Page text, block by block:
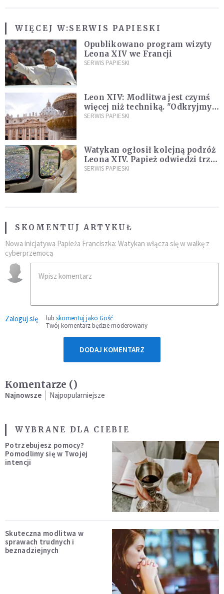
WIĘCEJ W:SERWIS PAPIESKI
Opublikowano program wizyty
Leona XIV we Francji
SERWIS PAPIESKI
Leon XIV: Modlitwa jest czymś
więcej niż techniką. "Odkryjmy
ją na nowo"
SERWIS PAPIESKI
Watykan ogłosił kolejną podróż
Leona XIV. Papież odwiedzi trzy
kraje Ameryki Południowej
SERWIS PAPIESKI
SKOMENTUJ ARTYKUŁ
Nowa inicjatywa Papieża Franciszka: Watykan włącza się w walkę z
cyberprzemocą
Zaloguj się lub skomentuj jako Gość
Twój komentarz będzie moderowany
DODAJ KOMENTARZ
Komentarze ()
Najnowsze Najpopularniejsze
WYBRANE DLA CIEBIE
Potrzebujesz pomocy?
Pomodlimy się w Twojej
intencji
Skuteczna modlitwa w
sprawach trudnych i
beznadziejnych